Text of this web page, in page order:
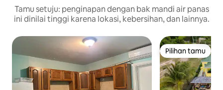
Tamu setuju: penginapan dengan bak mandi air panas
ini dinilai tinggi karena lokasi, kebersihan, dan lainnya.
Pilihan tamu
Pilihan tamu